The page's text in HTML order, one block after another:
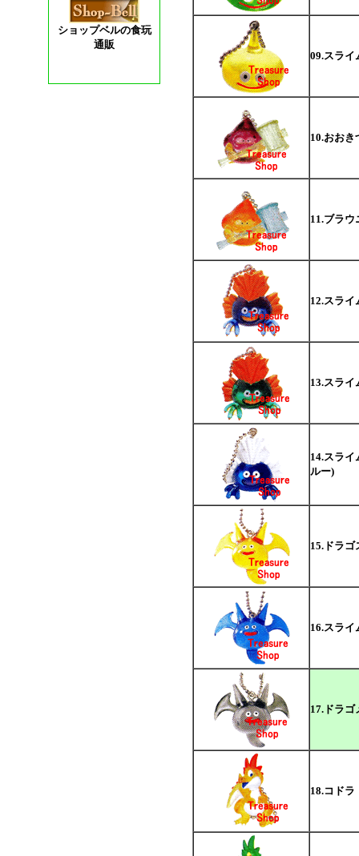
ショップベルの食玩
通販
09.スライ
10.おおき
11.ブラウ
12.スライ
13.スライ
14.スライ
ルー)
15.ドラゴ
16.スライ
17.ドラゴ
18.コドラ